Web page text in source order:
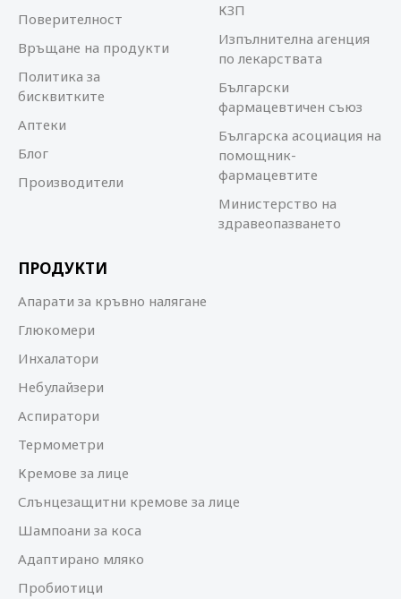
Поверителност
Връщане на продукти
Политика за
бисквитките
Аптеки
Блог
Производители
КЗП
Изпълнителна агенция
по лекарствата
Български
фармацевтичен съюз
Българска асоциация на
помощник-
фармацевтите
Министерство на
здравеопазването
ПРОДУКТИ
Апарати за кръвно налягане
Глюкомери
Инхалатори
Небулайзери
Аспиратори
Термометри
Кремове за лице
Слънцезащитни кремове за лице
Шампоани за коса
Адаптирано мляко
Пробиотици